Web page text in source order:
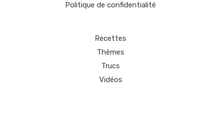
Politique de confidentialité
Recettes
Thèmes
Trucs
Vidéos